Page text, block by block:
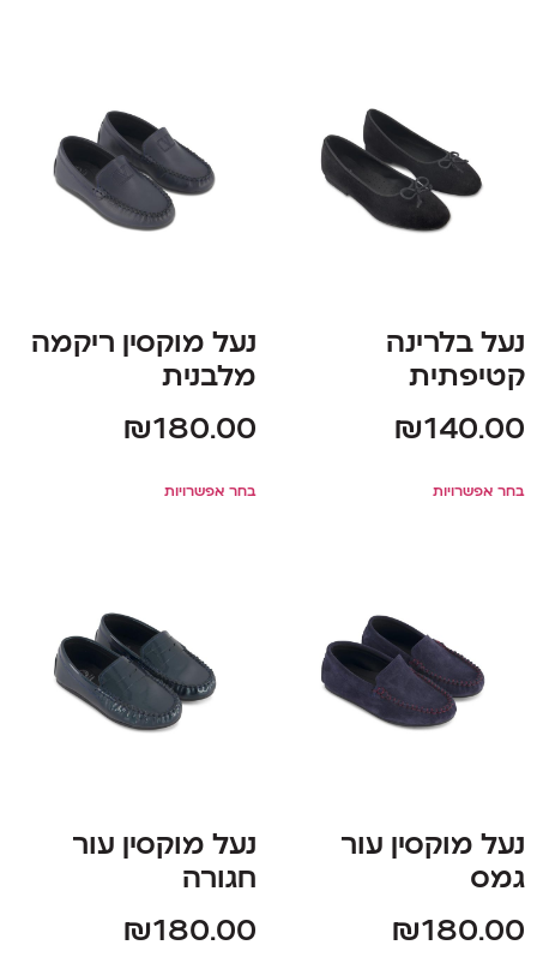
נעל בלרינה
קטיפתית
₪140.00
בחר אפשרויות
נעל מוקסין ריקמה
מלבנית
₪180.00
בחר אפשרויות
נעל מוקסין עור
גמס
₪180.00
נעל מוקסין עור
חגורה
₪180.00